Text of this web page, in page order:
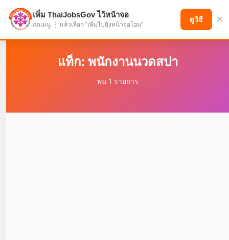
แบ่งปันโอกาส เพื่ออนาคตที่ก้าวหน้า
แท็ก: พนักงานนวดสปา
พบ 1 รายการ
เพิ่ม ThaiJobsGov ไว้หน้าจอ
กดเมนู ⋮ แล้วเลือก "เพิ่มไปยังหน้าจอโฮม"
ดูวิธี ×